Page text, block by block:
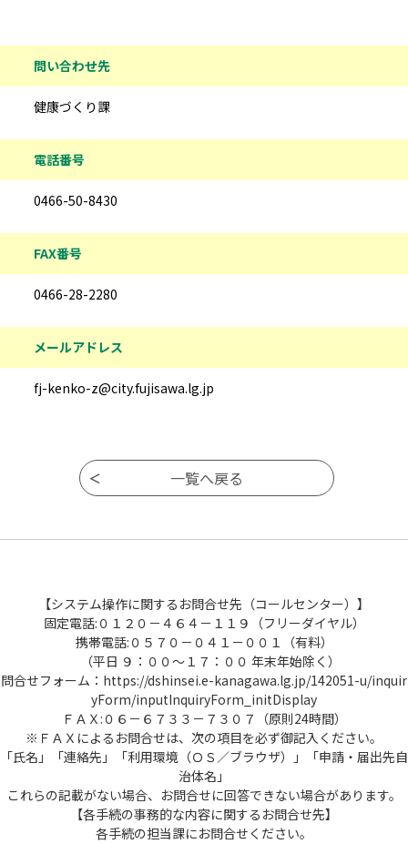
問い合わせ先
健康づくり課
電話番号
0466-50-8430
FAX番号
0466-28-2280
メールアドレス
fj-kenko-z@city.fujisawa.lg.jp
【システム操作に関するお問合せ先（コールセンター）】
固定電話:０１２０－４６４－１１９（フリーダイヤル）
携帯電話:０５７０－０４１－００１（有料）
（平日 ９：００～１７：００ 年末年始除く）
問合せフォーム：https://dshinsei.e-kanagawa.lg.jp/142051-u/inquir
yForm/inputInquiryForm_initDisplay
ＦＡＸ:０６－６７３３－７３０７（原則24時間）
※ＦＡＸによるお問合せは、次の項目を必ず御記入ください。
「氏名」「連絡先」「利用環境（ＯＳ／ブラウザ）」「申請・届出先自
治体名」
これらの記載がない場合、お問合せに回答できない場合があります。
【各手続の事務的な内容に関するお問合せ先】
各手続の担当課にお問合せください。